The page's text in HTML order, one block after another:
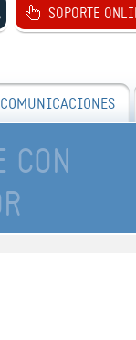
SOPORTE
COMUNICACIONES
CON